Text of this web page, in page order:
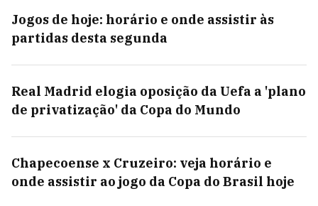
Jogos de hoje: horário e onde assistir às
partidas desta segunda
Real Madrid elogia oposição da Uefa a 'plano
de privatização' da Copa do Mundo
Chapecoense x Cruzeiro: veja horário e
onde assistir ao jogo da Copa do Brasil hoje